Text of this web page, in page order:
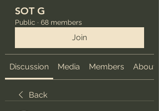
SOT G
Public · 68 members
Join
Discussion Media Members About
Back